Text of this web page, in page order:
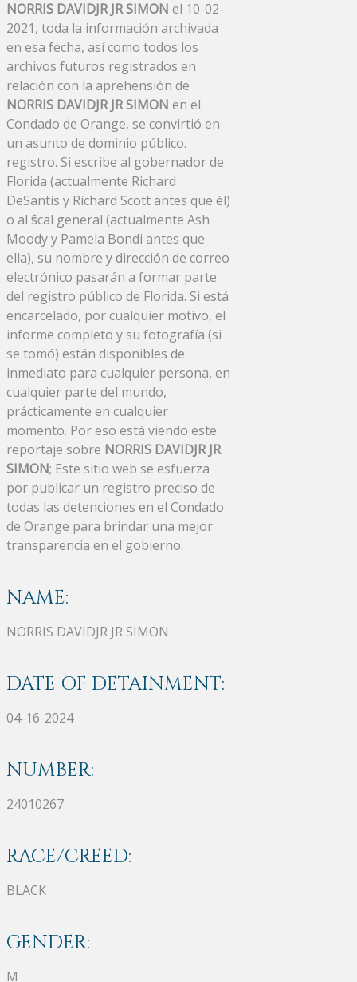
NORRIS DAVIDJR JR SIMON el 10-02-
2021, toda la información archivada
en esa fecha, así como todos los
archivos futuros registrados en
relación con la aprehensión de
NORRIS DAVIDJR JR SIMON en el
Condado de Orange, se convirtió en
un asunto de dominio público.
registro. Si escribe al gobernador de
Florida (actualmente Richard
DeSantis y Richard Scott antes que él)
o al fiscal general (actualmente Ash
Moody y Pamela Bondi antes que
ella), su nombre y dirección de correo
electrónico pasarán a formar parte
del registro público de Florida. Si está
encarcelado, por cualquier motivo, el
informe completo y su fotografía (si
se tomó) están disponibles de
inmediato para cualquier persona, en
cualquier parte del mundo,
prácticamente en cualquier
momento. Por eso está viendo este
reportaje sobre NORRIS DAVIDJR JR
SIMON; Este sitio web se esfuerza
por publicar un registro preciso de
todas las detenciones en el Condado
de Orange para brindar una mejor
transparencia en el gobierno.
NAME:
NORRIS DAVIDJR JR SIMON
DATE OF DETAINMENT:
04-16-2024
NUMBER:
24010267
RACE/CREED:
BLACK
GENDER:
M